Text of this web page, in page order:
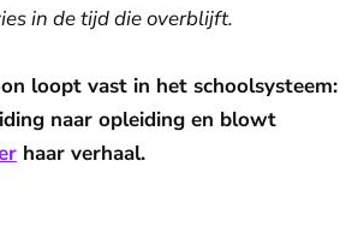
in de tijd die overblijft.
loopt vast in het schoolsysteem:
naar opleiding en blowt
haar verhaal.